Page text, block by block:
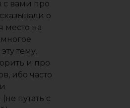
с вами про
о
место на
тему.
и про
ибо часто
путать с